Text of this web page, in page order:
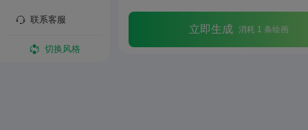
联系客服
切换风格
立即生成 消耗 1 条绘画